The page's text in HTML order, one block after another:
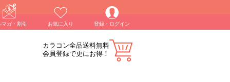
マガ・割引 お気に入り 登録・ログイン
カラコン全品送料無料
会員登録で更にお得！